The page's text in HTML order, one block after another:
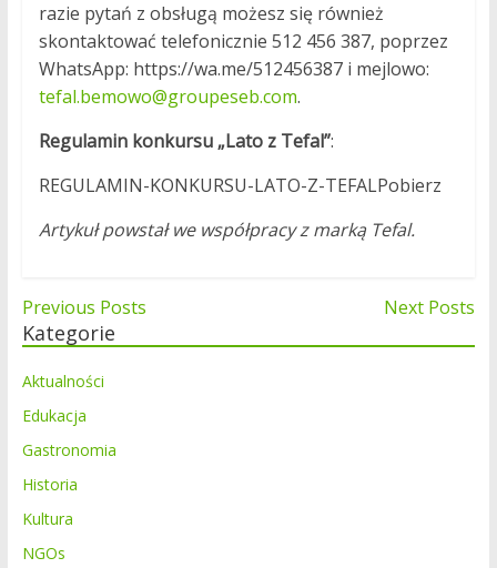
razie pytań z obsługą możesz się również
skontaktować telefonicznie 512 456 387, poprzez
WhatsApp: https://wa.me/512456387 i mejlowo:
tefal.bemowo@groupeseb.com.
Regulamin konkursu „Lato z Tefal”:
REGULAMIN-KONKURSU-LATO-Z-TEFALPobierz
Artykuł powstał we współpracy z marką Tefal.
Nawigacja
wpisu
Previous Posts Next Posts
Kategorie
Aktualności
Edukacja
Gastronomia
Historia
Kultura
NGOs